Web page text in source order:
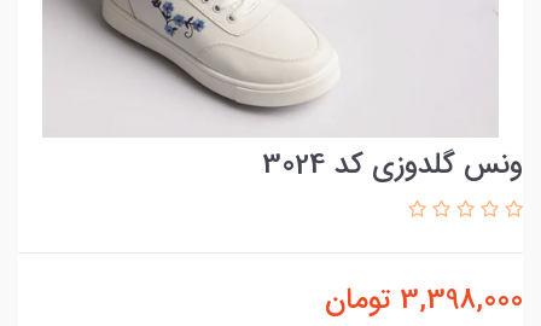
ونس گلدوزی کد 3024
3,398,000 تومان